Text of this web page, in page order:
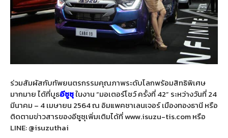
ร่วมสัมผัสกับทัพยนตรกรรมคุณภาพระดับโลกพร้อมสิทธิพิเศษ
มากมาย ได้ที่บูธอีซูซุในงาน “มอเตอร์โชว์ ครั้งที่ 42” ระหว่างวันที่ 24
มีนาคม – 4 เมษายน 2564 ณ อิมแพคชาเลนเจอร์ เมืองทองธานี หรือ
ติดตามข่าวสารของอีซูซุเพิ่มเติมได้ที่ www.isuzu-tis.com หรือ
LINE: @isuzuthai